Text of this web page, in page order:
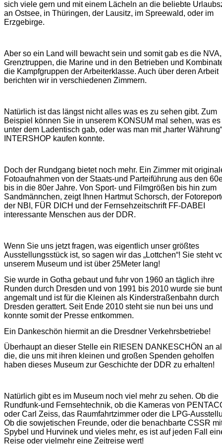
sich viele gern und mit einem Lächeln an die beliebte
an Ostsee, in Thüringen, der Lausitz, im Spreewald, oder im
Erzgebirge.
Aber so ein Land will bewacht sein und somit gab es die
Grenztruppen, die Marine und in den Betrieben und
die Kampfgruppen der Arbeiterklasse. Auch über deren Arbeit
berichten wir in verschiedenen Zimmern.
Natürlich ist das längst nicht alles was es zu sehen gibt. Zum
Beispiel können Sie in unserem KONSUM mal sehen, was es
unter dem Ladentisch gab, oder was man mit „harter
INTERSHOP kaufen konnte.
Doch der Rundgang bietet noch mehr. Ein Zimmer mit
Fotoaufnahmen von der Staats-und Parteiführung aus den
bis in die 80er Jahre. Von Sport- und Filmgrößen bis hin zum
Sandmännchen, zeigt Ihnen Hartmut Schorsch, der
der NBI, FÜR DICH und der Fernsehzeitschrift FF-DABEI
interessante Menschen aus der DDR.
Wenn Sie uns jetzt fragen, was eigentlich unser größtes
Ausstellungsstück ist, so sagen wir das „Lottchen“! Sie steht
unserem Museum und ist über 25Meter lang!
Sie wurde in Gotha gebaut und fuhr von 1960 an täglich ihre
Runden durch Dresden und von 1991 bis 2010 wurde sie bunt
angemalt und ist für die Kleinen als Kinderstraßenbahn durch
Dresden gerattert. Seit Ende 2010 steht sie nun bei uns und
konnte somit der Presse entkommen.
Ein Dankeschön hiermit an die Dresdner Verkehrsbetriebe!
Überhaupt an dieser Stelle ein RIESEN DANKESCHÖN an
die, die uns mit ihren kleinen und großen Spenden geholfen
haben dieses Museum zur Geschichte der DDR zu erhalten!
Natürlich gibt es im Museum noch viel mehr zu sehen. Ob die
Rundfunk-und Fernsehtechnik, ob die Kameras von
oder Carl Zeiss, das Raumfahrtzimmer oder die LPG-
Ob die sowjetischen Freunde, oder die benachbarte CSSR
Spybel und Hurvinek und vieles mehr, es ist auf jeden Fall
Reise oder vielmehr eine Zeitreise wert!